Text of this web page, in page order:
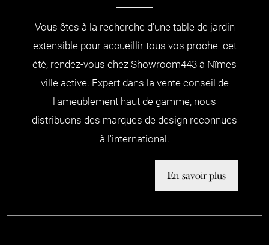
Vous êtes à la recherche d'une table de jardin
extensible pour accueillir tous vos proche cet
été, rendez-vous chez Showroom443 à Nîmes
ville active. Expert dans la vente conseil de
l'ameublement haut de gamme, nous
distribuons des marques de design reconnues
à l'international.
En savoir plus